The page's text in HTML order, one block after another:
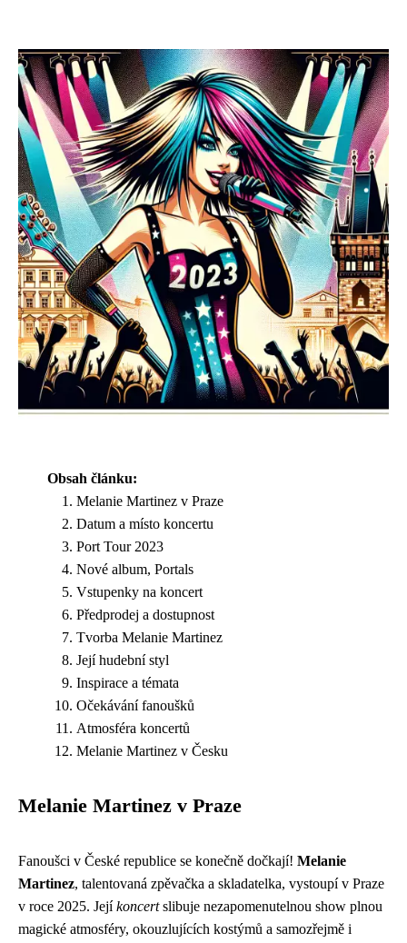
Obsah článku:
Melanie Martinez v Praze
Datum a místo koncertu
Port Tour 2023
Nové album, Portals
Vstupenky na koncert
Předprodej a dostupnost
Tvorba Melanie Martinez
Její hudební styl
Inspirace a témata
Očekávání fanoušků
Atmosféra koncertů
Melanie Martinez v Česku
Melanie Martinez v Praze
Fanoušci v České republice se konečně dočkají! Melanie
Martinez, talentovaná zpěvačka a skladatelka, vystoupí v Praze
v roce 2025. Jejíkoncertslibuje nezapomenutelnou show plnou
magické atmosféry, okouzlujících kostýmů a samozřejmě i